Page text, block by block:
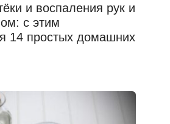
и воспаления рук и
с этим
14 простых домашних